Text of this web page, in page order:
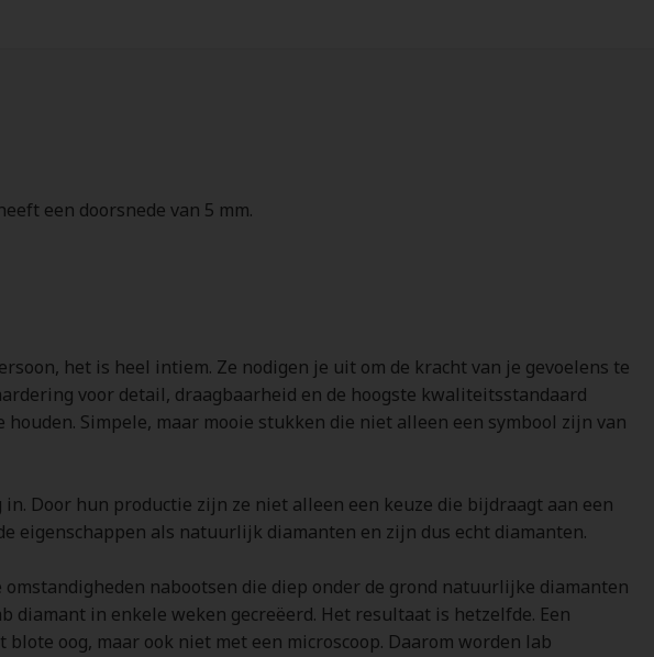
een doorsnede van 5 mm.
het is heel intiem. Ze nodigen je uit om de kracht van je gevoelens te
voor detail, draagbaarheid en de hoogste kwaliteitsstandaard
Simpele, maar mooie stukken die niet alleen een symbool zijn van
Door hun productie zijn ze niet alleen een keuze die bijdraagt aan een
eigenschappen als natuurlijk diamanten en zijn dus echt diamanten.
nabootsen die diep onder de grond natuurlijke diamanten
in enkele weken gecreëerd. Het resultaat is hetzelfde. Een
oog, maar ook niet met een microscoop. Daarom worden lab